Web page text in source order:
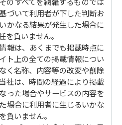
づいて利用者が下した判断お
かなる結果が発生した場合に
を負いません。
報は、あくまでも掲載時点に
ト上の全ての掲載情報につい
く名称、内容等の改変や削除
社は、時間の経過により掲載
った場合やサービスの内容を
場合に利用者に生じるいかな
負いません。